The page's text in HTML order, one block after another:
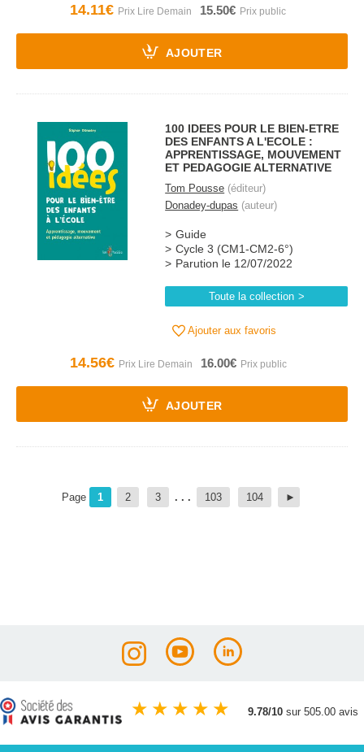
14.11€ 15.50€
AJOUTER
100 IDEES POUR LE BIEN-ETRE
DES ENFANTS A L'ECOLE :
APPRENTISSAGE, MOUVEMENT
ET PEDAGOGIE ALTERNATIVE
Tom Pousse (éditeur)
Donadey-dupas (auteur)
Guide
Cycle 3 (CM1-CM2-6°)
Parution le 12/07/2022
Toute la collection
Ajouter aux favoris
14.56€ 16.00€
AJOUTER
Page 1 2 3 . . . 103 104
★ ★ ★ ★ ★ 9.78/10 sur 505.00 avis